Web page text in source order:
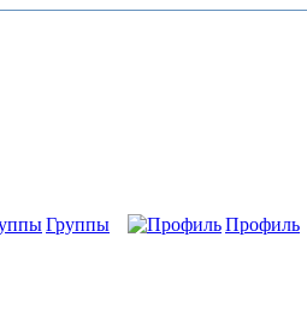
Группы Профиль